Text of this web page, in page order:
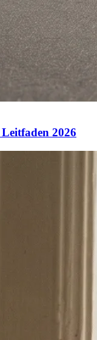
2026